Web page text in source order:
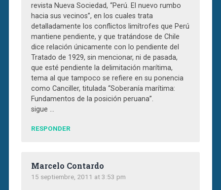
revista Nueva Sociedad, “Perú. El nuevo rumbo
hacia sus vecinos”, en los cuales trata
detalladamente los conflictos limítrofes que Perú
mantiene pendiente, y que tratándose de Chile
dice relación únicamente con lo pendiente del
Tratado de 1929, sin mencionar, ni de pasada,
que esté pendiente la delimitación marítima,
tema al que tampoco se refiere en su ponencia
como Canciller, titulada “Soberanía marítima:
Fundamentos de la posición peruana”.
sigue …
RESPONDER
Marcelo Contardo
15 septiembre, 2011 at 3:53 pm